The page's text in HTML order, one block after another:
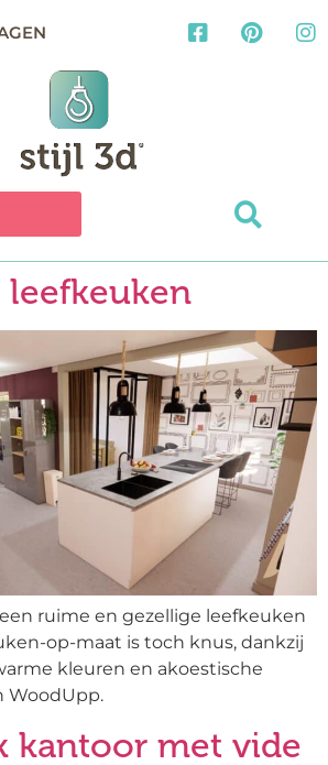
leefkeuken
ruime en gezellige leefkeuken
op-maat is toch knus, dankzij
kleuren en akoestische
WoodUpp.
kantoor met vide